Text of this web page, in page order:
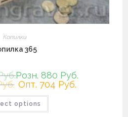
Копилки
365
Розн. 880 Руб.
Опт. 704 Руб.
options
Этот
имеет